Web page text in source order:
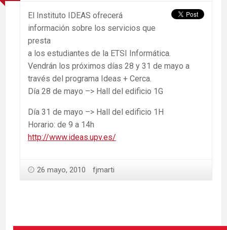
El Instituto IDEAS ofrecerá
información sobre los servicios que
presta
a los estudiantes de la ETSI Informática.
Vendrán los próximos días 28 y 31 de mayo a
través del programa Ideas + Cerca.
Día 28 de mayo –> Hall del edificio 1G
Día 31 de mayo –> Hall del edificio 1H
Horario: de 9 a 14h
http://www.ideas.upv.es/
26 mayo, 2010 fjmarti